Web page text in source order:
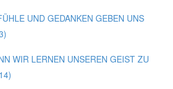
UND GEDANKEN GEBEN UNS
WIR LERNEN UNSEREN GEIST ZU